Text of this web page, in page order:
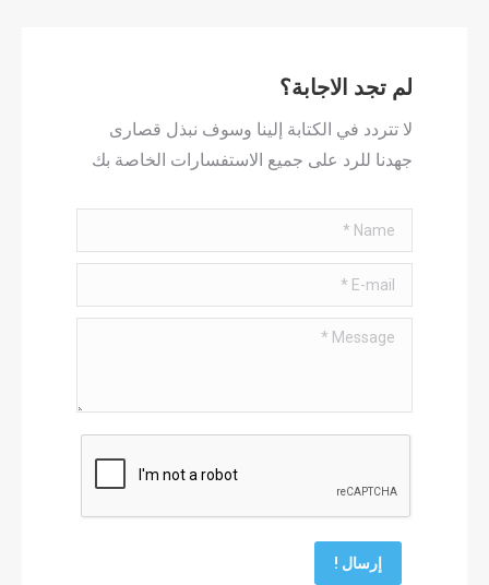
لم تجد الاجابة؟
لا تتردد في الكتابة إلينا وسوف نبذل قصارى
جهدنا للرد على جميع الاستفسارات الخاصة بك
Name *
E-mail *
Message *
إرسال !